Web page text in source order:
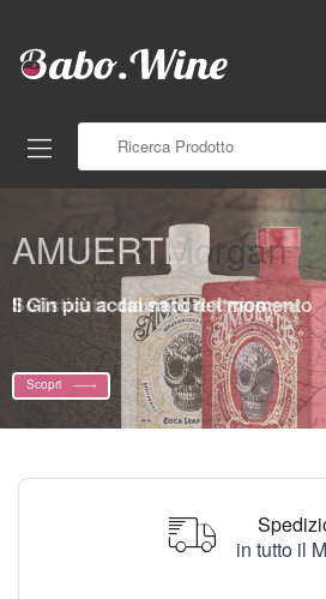
Wilson &
Sofisticato dal sapore unico
Scopri
in tutto il